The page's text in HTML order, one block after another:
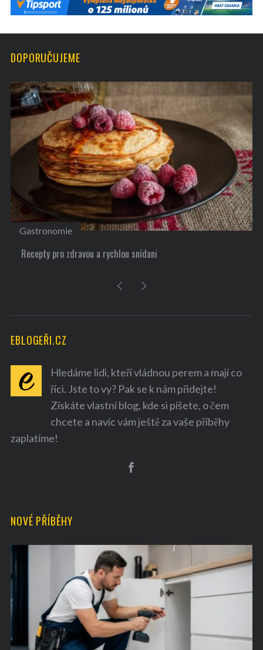
DOPORUČUJEME
Gastronomie
Recepty pro zdravou a rychlou snídani
EBLOGEŘI.CZ
Hledáme lidi, kteří vládnou perem a mají co
říci. Jste to vy? Pak se k nám přidejte!
Získáte vlastní blog, kde si píšete, o čem
chcete a navíc vám ještě za vaše příběhy
zaplatíme!
NOVÉ PŘÍBĚHY